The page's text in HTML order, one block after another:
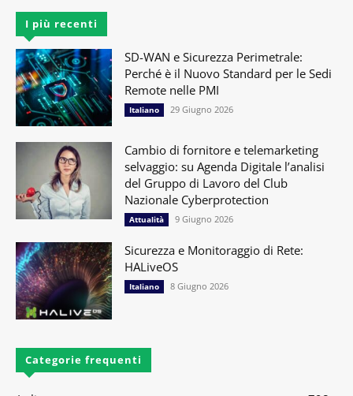
I più recenti
SD-WAN e Sicurezza Perimetrale:
Perché è il Nuovo Standard per le Sedi
Remote nelle PMI
Italiano 29 Giugno 2026
Cambio di fornitore e telemarketing
selvaggio: su Agenda Digitale l’analisi
del Gruppo di Lavoro del Club
Nazionale Cyberprotection
Attualità 9 Giugno 2026
Sicurezza e Monitoraggio di Rete:
HALiveOS
Italiano 8 Giugno 2026
Categorie frequenti